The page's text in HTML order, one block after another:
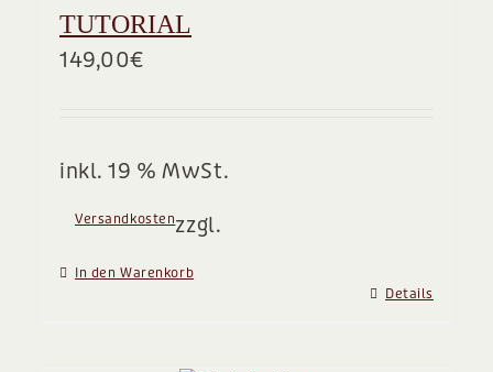
TUTORIAL
149,00€
inkl. 19 % MwSt.
zzgl.
Versandkosten
In den Warenkorb
Details